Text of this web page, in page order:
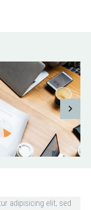
adipisicing elit, sed